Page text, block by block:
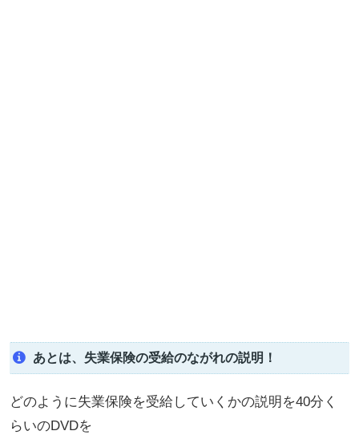
あとは、失業保険の受給のながれの説明！
どのように失業保険を受給していくかの説明を40分く
らいのDVDを